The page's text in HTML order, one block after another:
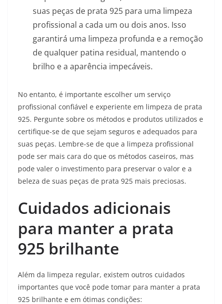
suas peças de prata 925 para uma limpeza
profissional a cada um ou dois anos. Isso
garantirá uma limpeza profunda e a remoção
de qualquer patina residual, mantendo o
brilho e a aparência impecáveis.
No entanto, é importante escolher um serviço
profissional confiável e experiente em limpeza de prata
925. Pergunte sobre os métodos e produtos utilizados e
certifique-se de que sejam seguros e adequados para
suas peças. Lembre-se de que a limpeza profissional
pode ser mais cara do que os métodos caseiros, mas
pode valer o investimento para preservar o valor e a
beleza de suas peças de prata 925 mais preciosas.
Cuidados adicionais
para manter a prata
925 brilhante
Além da limpeza regular, existem outros cuidados
importantes que você pode tomar para manter a prata
925 brilhante e em ótimas condições: